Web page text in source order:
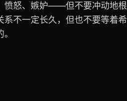
愤怒、嫉妒——但不要冲动地根
不一定长久，但也不要等着希